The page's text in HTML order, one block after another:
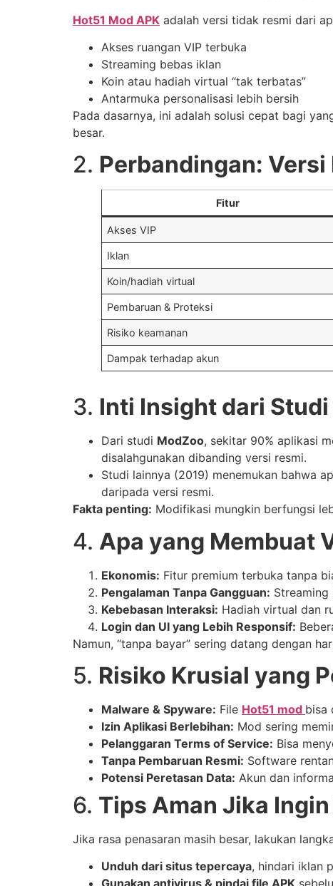
Hot51 Mod APK adalah versi tidak resmi dari
Akses ruangan VIP terbuka
Streaming bebas iklan
Koin atau hadiah virtual “tak terbatas”
Antarmuka personalisasi lebih bersih
Pada dasarnya, ini adalah solusi cepat bagi
besar.
2. Perbandingan: Versi
Fitur
Akses VIP
Iklan
Koin/hadiah virtual
Pembaruan & Proteksi
Risiko keamanan
Dampak terhadap akun
3. Inti Insight dari Studi
Dari studi ModZoo, sekitar 90% aplikasi
disalahgunakan dibanding versi resmi.
Studi lainnya (2019) menemukan bahwa
daripada versi resmi.
Fakta penting: Modifikasi mungkin berfungsi
4. Apa yang Membuat
Ekonomis: Fitur premium terbuka tanpa
Pengalaman Tanpa Gangguan: Streaming
Kebebasan Interaksi: Hadiah virtual dan
Login dan UI yang Lebih Responsif:
Namun, “tanpa bayar” sering datang dengan
5. Risiko Krusial yang
Malware & Spyware: File Hot51 mod bisa
Izin Aplikasi Berlebihan: Mod sering
Pelanggaran Terms of Service: Bisa
Tanpa Pembaruan Resmi: Software
Potensi Peretasan Data: Akun dan
6. Tips Aman Jika
Jika rasa penasaran masih besar, lakukan
Unduh dari situs tepercaya, hindari iklan